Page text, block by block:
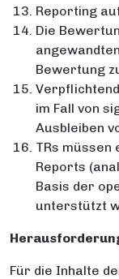
Reporting
Die
Bewertung
im Fall von
Ausbleiben
TRs müssen
Reports
Basis der
unterstützt
Für die Inhalte